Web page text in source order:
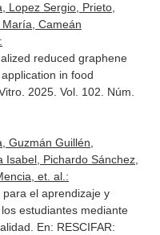
Lopez Sergio, Prieto,
Cameán
reduced graphene
in food
. 2025. Vol. 102. Núm.
Guzmán Guillén,
Isabel, Pichardo Sánchez,
et. al.:
el aprendizaje y
estudiantes mediante
En: RESCIFAR: